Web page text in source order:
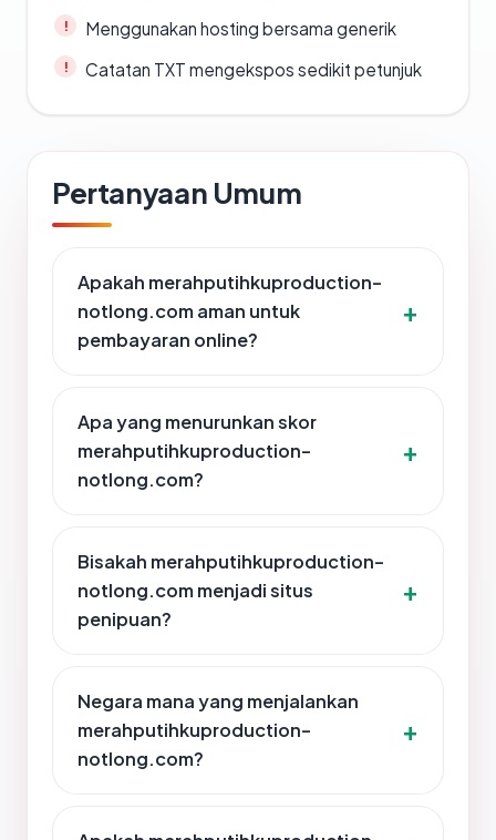
Menggunakan hosting bersama generik
Catatan TXT mengekspos sedikit petunjuk
Pertanyaan Umum
Apakah merahputihkuproduction-
notlong.com aman untuk
pembayaran online?
Apa yang menurunkan skor
merahputihkuproduction-
notlong.com?
Bisakah merahputihkuproduction-
notlong.com menjadi situs
penipuan?
Negara mana yang menjalankan
merahputihkuproduction-
notlong.com?